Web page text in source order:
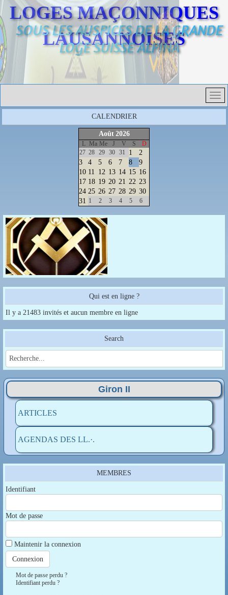
LOGES MAÇONNIQUES
LAUSANNOISES
SOUS LES AUSPICES DE LA GRANDE
LOGE SUISSE ALPINA
CALENDRIER
Août 2026
L Ma Me J V S
D
27 28 29 30 31 1
2
3
4 5 6 7 8
9
10 11 12 13 14 15 16
17 18 19 20 21 22 23
24 25 26 27 28 29 30
31 1 2 3 4 5 6
Qui est en ligne ?
Il y a 21483 invités et aucun membre en ligne
Search
Giron II
ARTICLES
AGENDAS DES LL.·.
MEMBRES
Identifiant
Mot de passe
Maintenir la connexion
Mot de passe perdu ?
Identifiant perdu ?